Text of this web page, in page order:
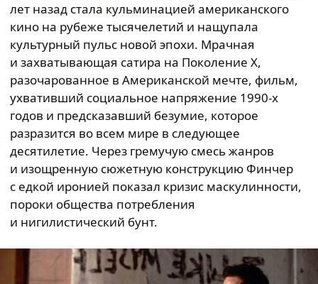
лет назад стала кульминацией американского
кино на рубеже тысячелетий и нащупала
культурный пульс новой эпохи. Мрачная
и захватывающая сатира на Поколение X,
разочарованное в Американской мечте, фильм,
ухвативший социальное напряжение 1990-х
годов и предсказавший безумие, которое
разразится во всем мире в следующее
десятилетие. Через гремучую смесь жанров
и изощренную сюжетную конструкцию Финчер
с едкой иронией показал кризис маскулинности,
пороки общества потребления
и нигилистический бунт.